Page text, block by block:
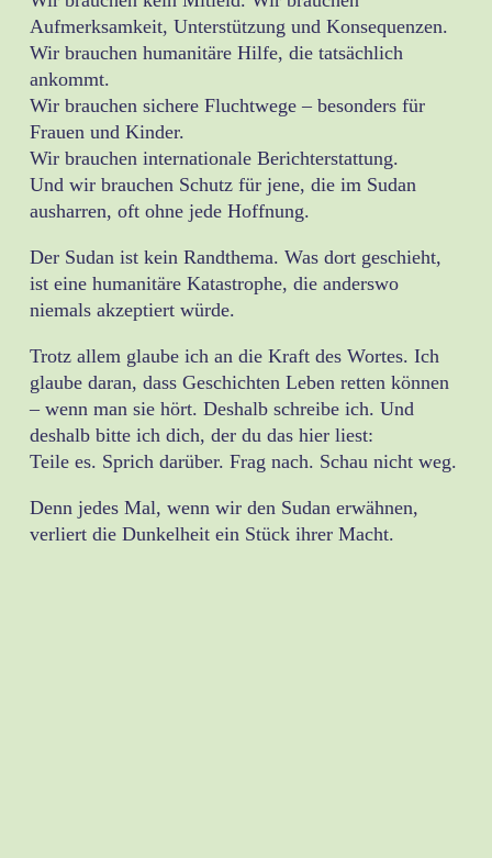
Aufmerksamkeit, Unterstützung und Konsequenzen.
Wir brauchen humanitäre Hilfe, die tatsächlich
ankommt.
Wir brauchen sichere Fluchtwege – besonders für
Frauen und Kinder.
Wir brauchen internationale Berichterstattung.
Und wir brauchen Schutz für jene, die im Sudan
ausharren, oft ohne jede Hoffnung.
Der Sudan ist kein Randthema. Was dort geschieht,
ist eine humanitäre Katastrophe, die anderswo
niemals akzeptiert würde.
Trotz allem glaube ich an die Kraft des Wortes. Ich
glaube daran, dass Geschichten Leben retten können
– wenn man sie hört. Deshalb schreibe ich. Und
deshalb bitte ich dich, der du das hier liest:
Teile es. Sprich darüber. Frag nach. Schau nicht weg.
Denn jedes Mal, wenn wir den Sudan erwähnen,
verliert die Dunkelheit ein Stück ihrer Macht.